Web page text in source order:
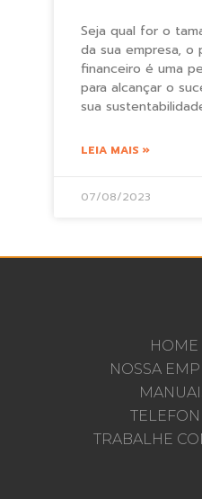
Seja qual for o
da sua empresa, o
financeiro é uma
para alcançar o
sua
LEIA MAIS »
07/08/2023
HOME
NOSSA
TRABALHE